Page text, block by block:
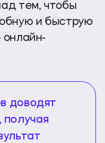
тем, чтобы
и быструю
онлайн-
доводят
получая